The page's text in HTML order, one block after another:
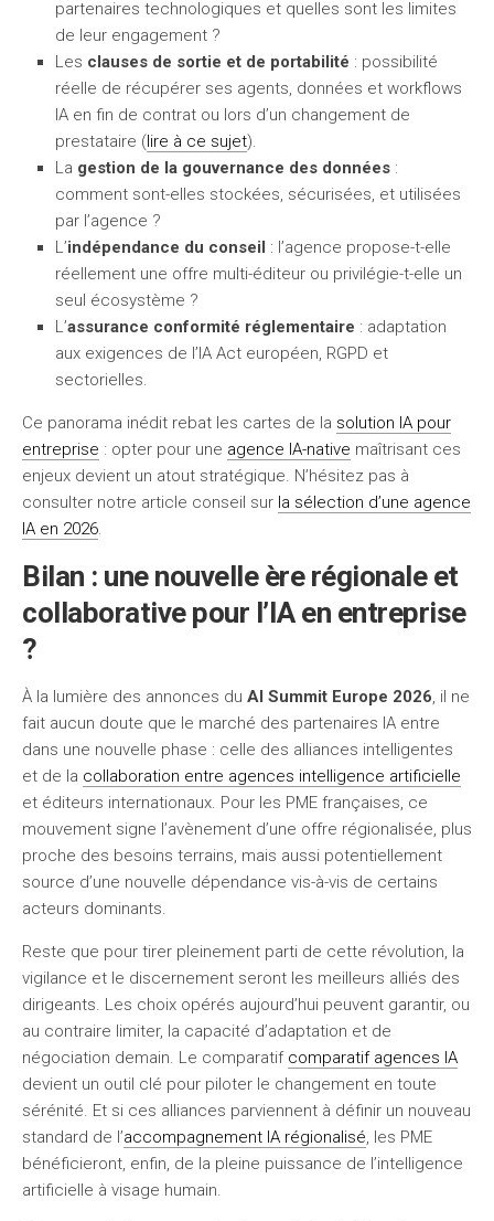
partenaires technologiques et quelles sont les limites
de leur engagement ?
Les clauses de sortie et de portabilité : possibilité
réelle de récupérer ses agents, données et workflows
IA en fin de contrat ou lors d’un changement de
prestataire ( lire à ce sujet).
La gestion de la gouvernance des données :
comment sont-elles stockées, sécurisées, et utilisées
par l’agence ?
L’indépendance du conseil : l’agence propose-t-elle
réellement une offre multi-éditeur ou privilégie-t-elle un
seul écosystème ?
L’assurance conformité réglementaire : adaptation
aux exigences de l’IA Act européen, RGPD et
sectorielles.
Ce panorama inédit rebat les cartes de la solution IA pour
entreprise : opter pour une agence IA-native maîtrisant ces
enjeux devient un atout stratégique. N’hésitez pas à
consulter notre article conseil sur la sélection d’une agence
IA en 2026.
Bilan : une nouvelle ère régionale et
collaborative pour l’IA en entreprise
?
À la lumière des annonces du AI Summit Europe 2026, il ne
fait aucun doute que le marché des partenaires IA entre
dans une nouvelle phase : celle des alliances intelligentes
et de la collaboration entre agences intelligence artificielle
et éditeurs internationaux. Pour les PME françaises, ce
mouvement signe l’avènement d’une offre régionalisée, plus
proche des besoins terrains, mais aussi potentiellement
source d’une nouvelle dépendance vis-à-vis de certains
acteurs dominants.
Reste que pour tirer pleinement parti de cette révolution, la
vigilance et le discernement seront les meilleurs alliés des
dirigeants. Les choix opérés aujourd’hui peuvent garantir, ou
au contraire limiter, la capacité d’adaptation et de
négociation demain. Le comparatif comparatif agences IA
devient un outil clé pour piloter le changement en toute
sérénité. Et si ces alliances parviennent à définir un nouveau
standard de l’accompagnement IA régionalisé, les PME
bénéficieront, enfin, de la pleine puissance de l’intelligence
artificielle à visage humain.